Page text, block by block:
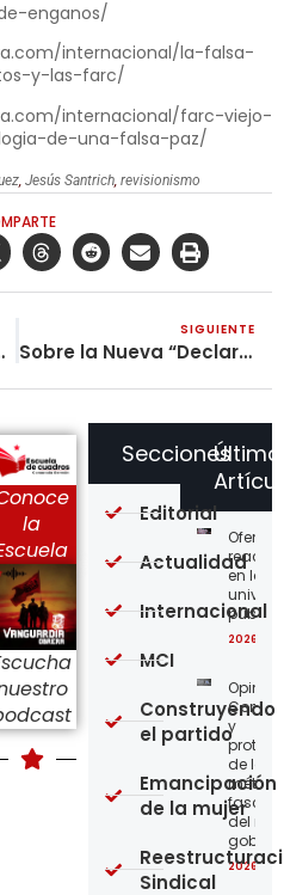
enganos/
internacional/la-falsa-
y-las-farc/
internacional/farc-viejo-
de-una-falsa-paz/
,Jesús Santrich ,revisionismo
Pensional
SIGUIENTE
Sobre la Nueva “Declaración de Guerra” del Reformismo Armado
la
en las
2026-
y
de los
del
2026-
Secciones
Editorial
Actualidad
Internacional
MCI
Construyendo
el partido
Emancipación
de la mujer
Sindical